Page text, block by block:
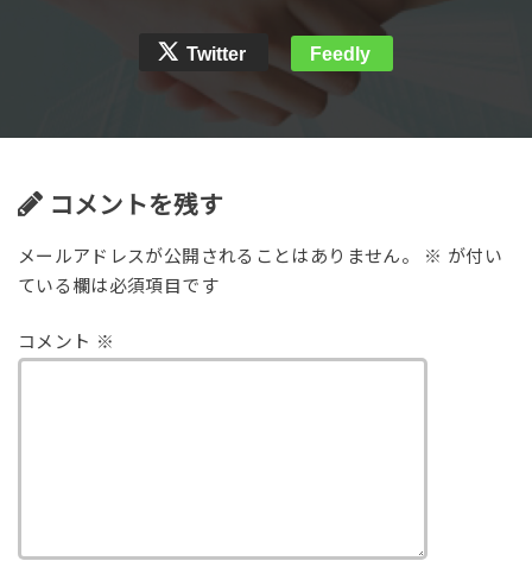
Twitter Feedly
コメントを残す
メールアドレスが公開されることはありません。 ※ が付い
ている欄は必須項目です
コメント ※